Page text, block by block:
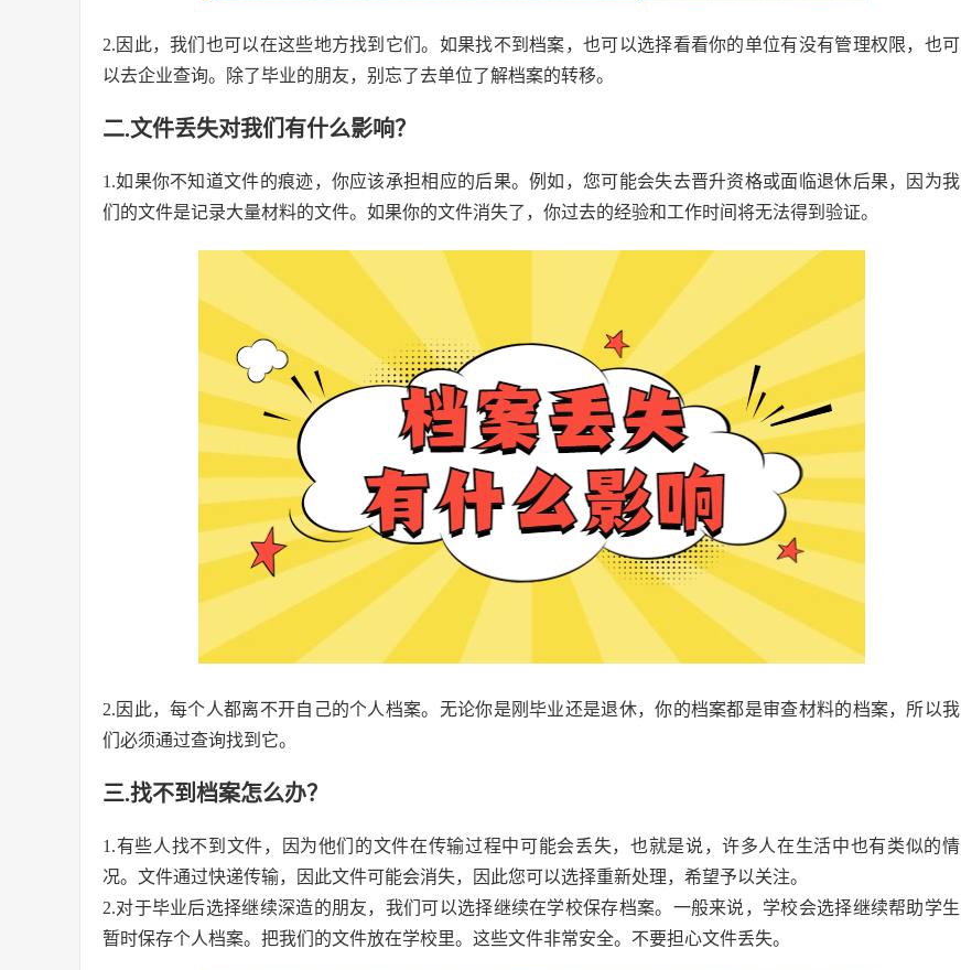
2.因此，我们也可以在这些地方找到它们。如果找不到档案，也可以选择看看你的单位有没有管理权限，也可
以去企业查询。除了毕业的朋友，别忘了去单位了解档案的转移。
二.文件丢失对我们有什么影响？
1.如果你不知道文件的痕迹，你应该承担相应的后果。例如，您可能会失去晋升资格或面临退休后果，因为我
们的文件是记录大量材料的文件。如果你的文件消失了，你过去的经验和工作时间将无法得到验证。
2.因此，每个人都离不开自己的个人档案。无论你是刚毕业还是退休，你的档案都是审查材料的档案，所以我
们必须通过查询找到它。
三.找不到档案怎么办？
1.有些人找不到文件，因为他们的文件在传输过程中可能会丢失，也就是说，许多人在生活中也有类似的情
况。文件通过快递传输，因此文件可能会消失，因此您可以选择重新处理，希望予以关注。
2.对于毕业后选择继续深造的朋友，我们可以选择继续在学校保存档案。一般来说，学校会选择继续帮助学生
暂时保存个人档案。把我们的文件放在学校里。这些文件非常安全。不要担心文件丢失。